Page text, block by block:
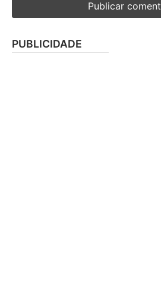
PUBLICIDADE